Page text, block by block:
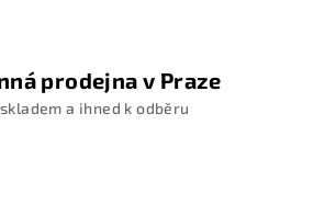
prodejna v Praze
a ihned k odběru